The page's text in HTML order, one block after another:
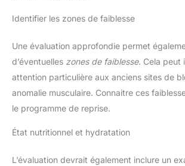
Identifier les zones de faiblesse
Une évaluation approfondie permet
d’éventuelles zones de faiblesse. Cela peut
attention particulière aux anciens sites de
anomalie musculaire. Connaitre ces
le programme de reprise.
État nutritionnel et hydratation
L’évaluation devrait également inclure un